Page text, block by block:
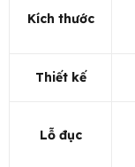
Kích thước
Thiết kế
Lỗ đục